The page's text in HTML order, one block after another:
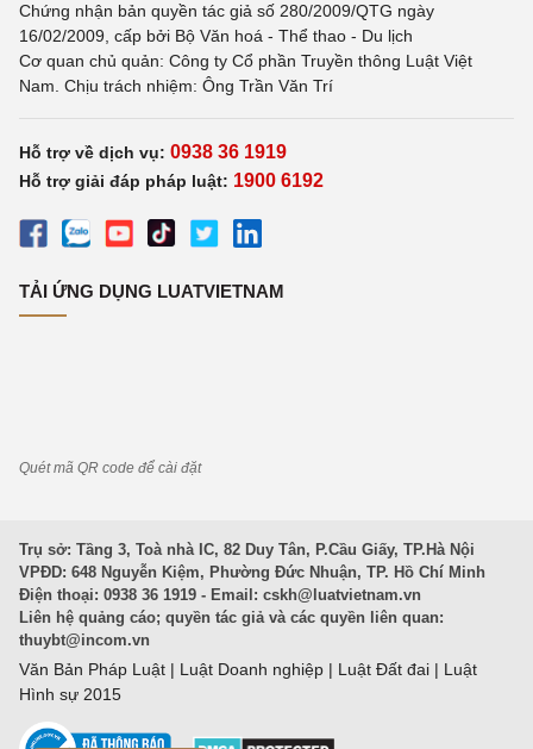
Chứng nhận bản quyền tác giả số 280/2009/QTG ngày
16/02/2009, cấp bởi Bộ Văn hoá - Thể thao - Du lịch
Cơ quan chủ quản: Công ty Cổ phần Truyền thông Luật Việt
Nam. Chịu trách nhiệm: Ông Trần Văn Trí
Hỗ trợ về dịch vụ: 0938 36 1919
Hỗ trợ giải đáp pháp luật: 1900 6192
TẢI ỨNG DỤNG LUATVIETNAM
Quét mã QR code để cài đặt
Trụ sở: Tầng 3, Toà nhà IC, 82 Duy Tân, P.Cầu Giấy, TP.Hà Nội
VPĐD: 648 Nguyễn Kiệm, Phường Đức Nhuận, TP. Hồ Chí Minh
Điện thoại: 0938 36 1919 - Email: cskh@luatvietnam.vn
Liên hệ quảng cáo; quyền tác giả và các quyền liên quan:
thuybt@incom.vn
Văn Bản Pháp Luật | Luật Doanh nghiệp | Luật Đất đai | Luật
Hình sự 2015